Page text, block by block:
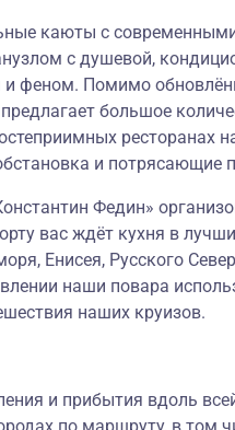
каюты с
с душевой,
феном. Помимо
большое
ресторанах
и потрясающие
Федин»
вас ждёт кухня в
Енисея, Русского
наши повара
наших круизов.
и прибытия вдоль